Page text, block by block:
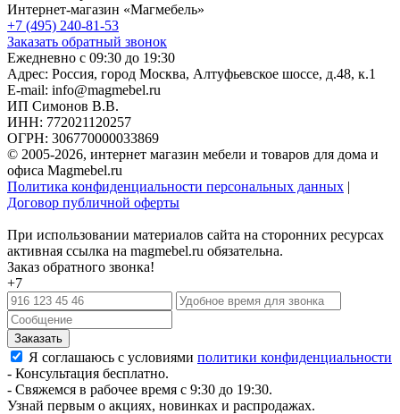
Интернет-магазин «Магмебель»
+7 (495) 240-81-53
Заказать обратный звонок
Ежедневно с 09:30 до 19:30
Адрес: Россия, город Москва, Алтуфьевское шоссе, д.48, к.1
E-mail: info@magmebel.ru
ИП Симонов В.В.
ИНН: 772021120257
ОГРН: 306770000033869
© 2005-2026, интернет магазин мебели и товаров для дома и
офиса Magmebel.ru
Политика конфиденциальности персональных данных |
Договор публичной оферты
При использовании материалов сайта на сторонних ресурсах
активная ссылка на magmebel.ru обязательна.
Заказ обратного звонка!
+7
Я соглашаюсь с условиями политики конфиденциальности
- Консультация бесплатно.
- Свяжемся в рабочее время с 9:30 до 19:30.
Узнай первым о акциях, новинках и распродажах.